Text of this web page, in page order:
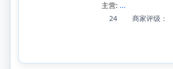
主营: ...
24
商家评级：